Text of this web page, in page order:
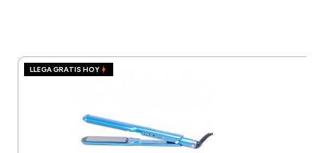
LLEGA GRATIS HOY